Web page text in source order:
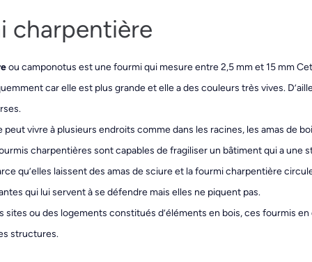
charpentière
ou camponotus est une fourmi qui mesure entre 2,5 mm et 15 mm
car elle est plus grande et elle a des couleurs très vives.
vivre à plusieurs endroits comme dans les racines, les amas de
charpentières sont capables de fragiliser un bâtiment qui a une
qu’elles laissent des amas de sciure et la fourmi charpentière
qui lui servent à se défendre mais elles ne piquent pas.
sites ou des logements constitués d’éléments en bois, ces fourmis
structures.